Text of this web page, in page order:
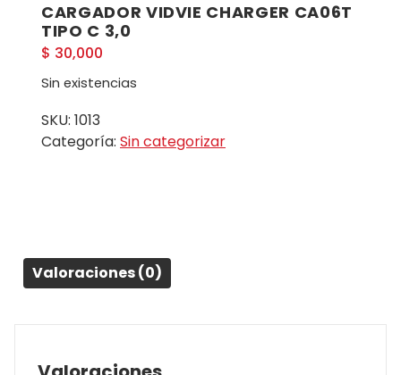
CARGADOR VIDVIE CHARGER CA06T
TIPO C 3,0
$ 30,000
Sin existencias
SKU: 1013
Categoría: Sin categorizar
Valoraciones (0)